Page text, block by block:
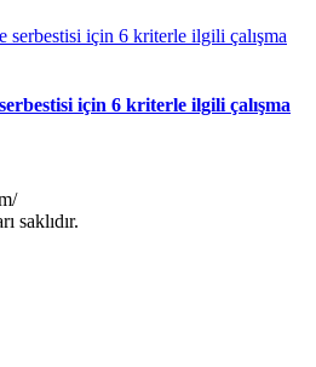
için 6 kriterle ilgili çalışma
saklıdır.